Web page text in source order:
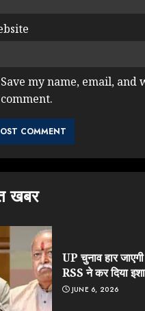
Save my name, email,
comment.
खबर
UP चुनाव हार
RSS ने कर दिया
JUNE 6, 2026